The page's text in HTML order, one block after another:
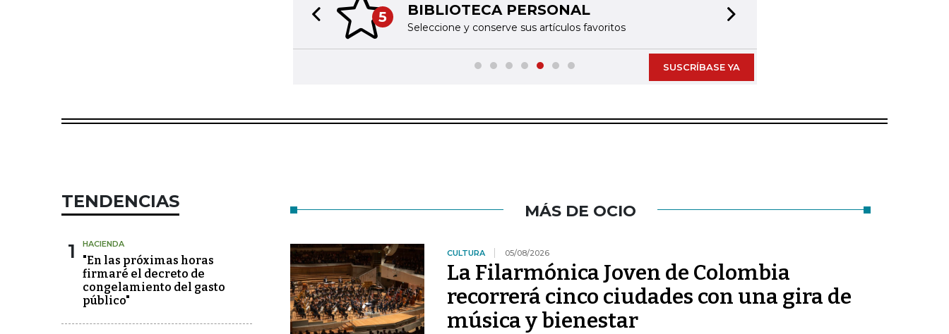
5 BIBLIOTECA PERSONAL
Seleccione y conserve sus artículos favoritos
Previous slide
SUSCRÍBASE YA
TENDENCIAS
1 HACIENDA
"En las próximas horas
firmaré el decreto de
congelamiento del gasto
público"
MÁS DE OCIO
CULTURA 05/08/2026
La Filarmónica Joven de Colombia
recorrerá cinco ciudades con una gira de
música y bienestar